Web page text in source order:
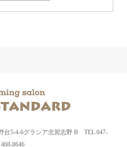
台5-4-6グラシア北習志野 B TEL.047-
468-8646